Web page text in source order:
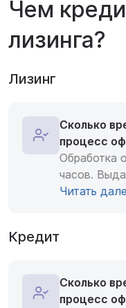
Чем
лизинга?
Лизинг
Сколько
процесс
Обработка
часов.
Читать
Кредит
Сколько
процесс